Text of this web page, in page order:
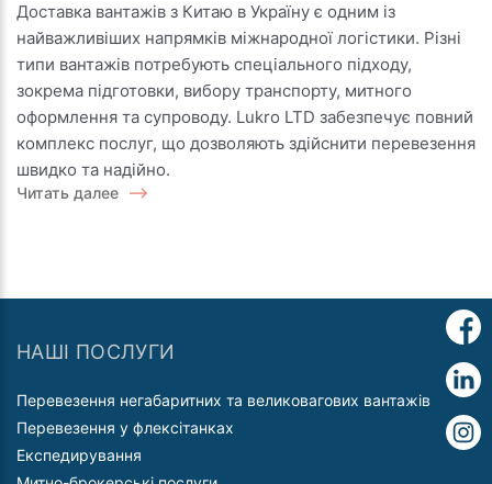
типів
вантажу
з
Китаю
в
Україну
Доставка вантажів з Китаю в Україну є одним із
найважливіших напрямків міжнародної логістики. Різні
типи вантажів потребують спеціального підходу,
зокрема підготовки, вибору транспорту, митного
оформлення та супроводу. Lukro LTD забезпечує повний
комплекс послуг, що дозволяють здійснити перевезення
швидко та надійно.
Читать далее
НАШІ ПОСЛУГИ
Перевезення негабаритних та великовагових вантажів
Перевезення у флексітанках
Експедирування